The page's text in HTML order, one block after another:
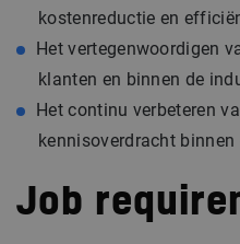
kostenreductie en
Het vertegenwoordigen
klanten en binnen de
Het continu verbeteren
kennisoverdracht
Job